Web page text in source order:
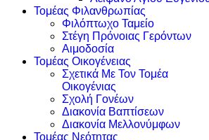
Τομέας Φιλανθρωπίας
Φιλόπτωχο Ταμείο
Στέγη Πρόνοιας Γερόντων
Αιμοδοσία
Τομέας Οικογένειας
Σχετικά Με Τον Τομέα
Οικογένιας
Σχολή Γονέων
Διακονία Βαπτίσεων
Διακονία Μελλονύμφων
Τομέας Νεότητας